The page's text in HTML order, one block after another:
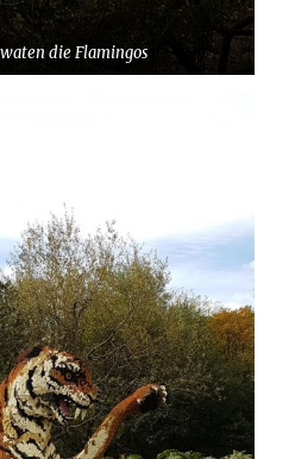
die Flamingos